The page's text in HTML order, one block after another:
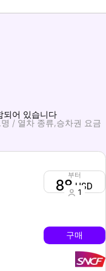
되어 있습니다
/ 열차 종류 승차권 요금
부터
88 USD
1
구매